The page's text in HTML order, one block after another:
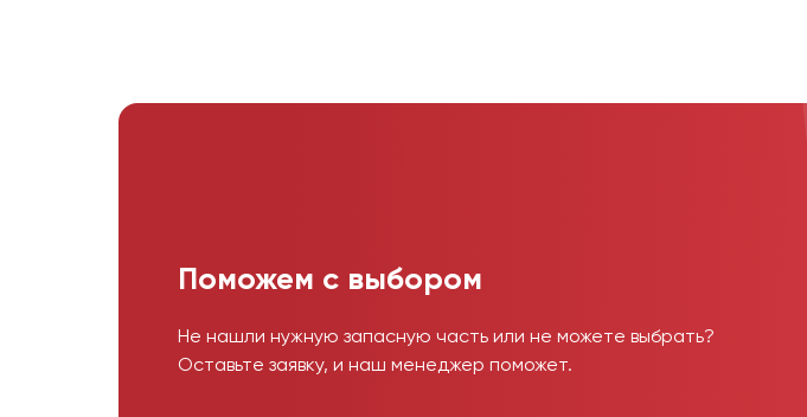
Поможем с выбором
Не нашли нужную запасную часть или не можете выбрать?
Оставьте заявку, и наш менеджер поможет.